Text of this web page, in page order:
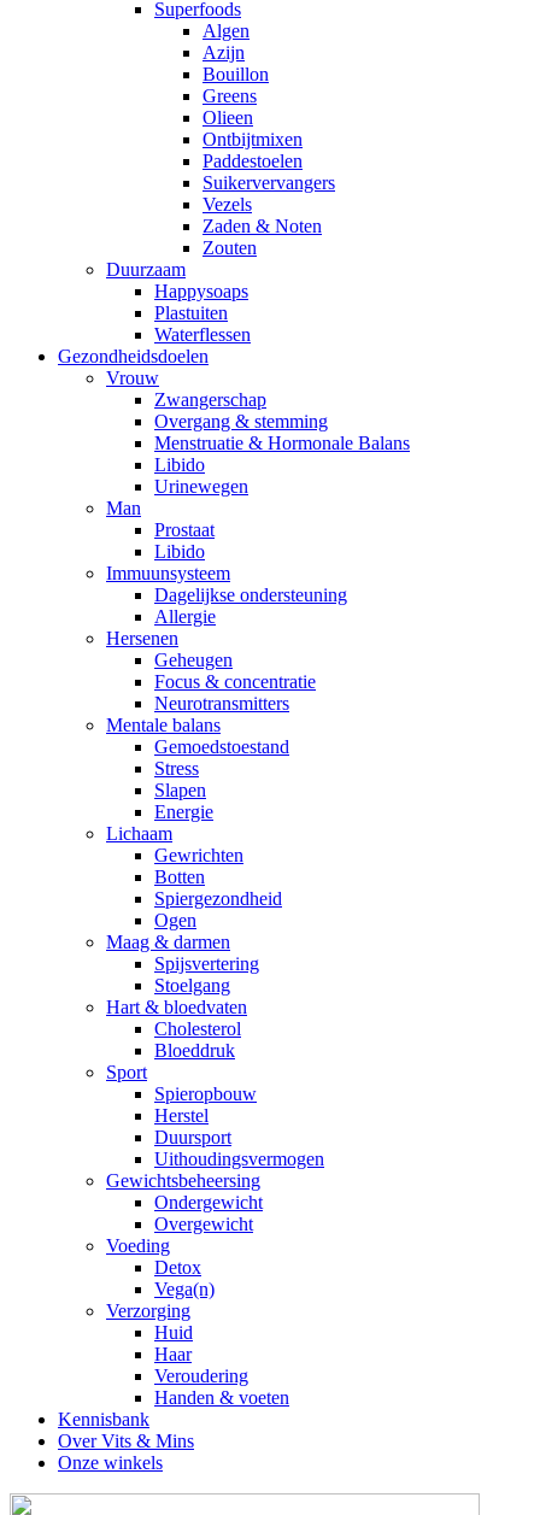
Superfoods
Algen
Azijn
Bouillon
Greens
Olieen
Ontbijtmixen
Paddestoelen
Suikervervangers
Vezels
Zaden & Noten
Zouten
Duurzaam
Happysoaps
Plastuiten
Waterflessen
Gezondheidsdoelen
Vrouw
Zwangerschap
Overgang & stemming
Menstruatie & Hormonale Balans
Libido
Urinewegen
Man
Prostaat
Libido
Immuunsysteem
Dagelijkse ondersteuning
Allergie
Hersenen
Geheugen
Focus & concentratie
Neurotransmitters
Mentale balans
Gemoedstoestand
Stress
Slapen
Energie
Lichaam
Gewrichten
Botten
Spiergezondheid
Ogen
Maag & darmen
Spijsvertering
Stoelgang
Hart & bloedvaten
Cholesterol
Bloeddruk
Sport
Spieropbouw
Herstel
Duursport
Uithoudingsvermogen
Gewichtsbeheersing
Ondergewicht
Overgewicht
Voeding
Detox
Vega(n)
Verzorging
Huid
Haar
Veroudering
Handen & voeten
Kennisbank
Over Vits & Mins
Onze winkels